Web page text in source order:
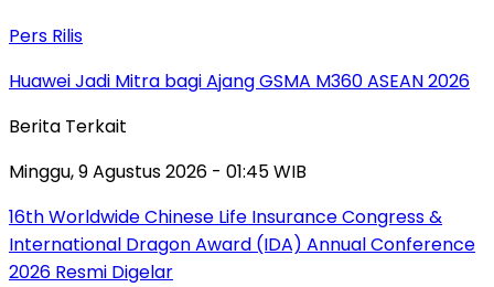
Pers Rilis
Huawei Jadi Mitra bagi Ajang GSMA M360 ASEAN 2026
Berita Terkait
Minggu, 9 Agustus 2026 - 01:45 WIB
16th Worldwide Chinese Life Insurance Congress &
International Dragon Award (IDA) Annual Conference
2026 Resmi Digelar